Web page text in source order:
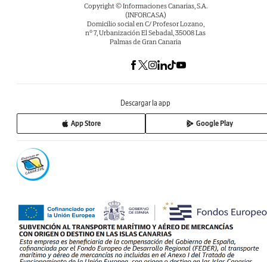
Copyright © Informaciones Canarias, S.A.
(INFORCASA)
Domicilio social en C/ Profesor Lozano,
nº 7, Urbanización El Sebadal, 35008 Las
Palmas de Gran Canaria
Descargar la app
App Store Google Play